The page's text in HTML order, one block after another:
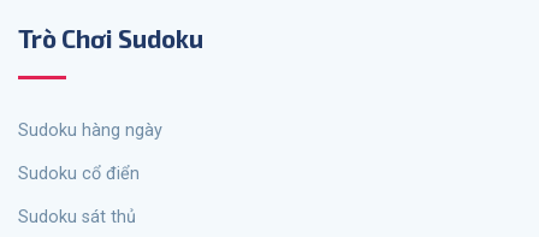
Trò Chơi Sudoku
sudoku hàng ngày
Sudoku cổ điển
Sudoku sát thủ